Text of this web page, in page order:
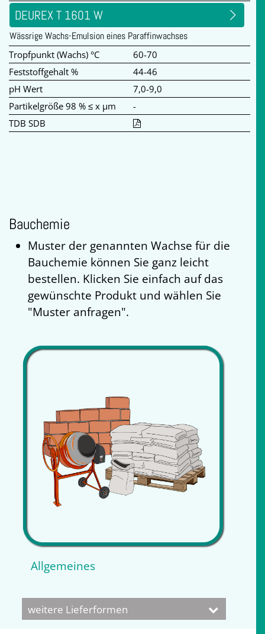
DEUREX T 1601 W
Wässrige Wachs-Emulsion eines Paraffinwachses
Tropfpunkt (Wachs) °C
60-70
Feststoffgehalt %
44-46
pH Wert
7,0-9,0
Partikelgröße 98 % ≤ x µm
-
TDB SDB
Bauchemie
Muster der genannten Wachse für die
Bauchemie können Sie ganz leicht
bestellen. Klicken Sie einfach auf das
gewünschte Produkt und wählen Sie
"Muster anfragen".
Allgemeines
weitere Lieferformen